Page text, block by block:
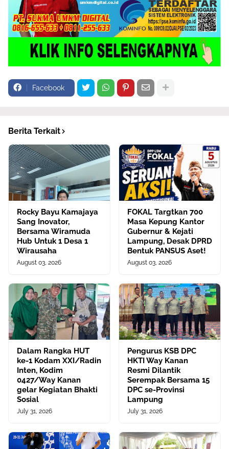
Facebook
Berita Terkait
Rocky Bayu Kamajaya
Sang Inovator,
Bersama Wiramuda
Hub Untuk 1 Desa 1
Wirausaha
August 03, 2026
FOKAL Targtkan 700
Masa Kepung Kantor
Gubernur & Kejati
Lampung, Desak DPRD
Bentuk PANSUS Aset!
August 03, 2026
Dalam Rangka HUT
ke-1 Kodam XXI/Radin
Inten, Kodim
0427/Way Kanan
gelar Kegiatan Bhakti
Sosial
July 31, 2026
Pengurus KSB DPC
HKTI Way Kanan
Resmi Dilantik
Serempak Bersama 15
DPC se-Provinsi
Lampung
July 31, 2026